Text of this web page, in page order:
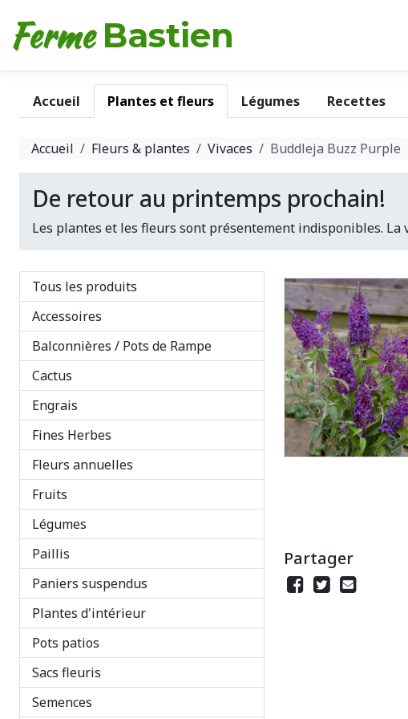
Ferme Bastien
Accueil Plantes et fleurs Légumes Recettes
Accueil Fleurs & plantes Vivaces Buddleja Buzz Purple
De retour au printemps prochain!
Les plantes et les fleurs sont présentement indisponibles.
Tous les produits
Accessoires
Balconnières / Pots de Rampe
Cactus
Engrais
Fines Herbes
Fleurs annuelles
Fruits
Légumes
Paillis
Paniers suspendus
Plantes d'intérieur
Pots patios
Sacs fleuris
Semences
Partager